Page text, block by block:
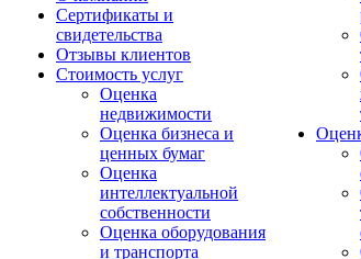
Сертификаты и
свидетельства
Отзывы клиентов
Стоимость услуг
Оценка
недвижимости
Оценка бизнеса и
ценных бумаг
Оценка
интеллектуальной
собственности
Оценка оборудования
и транспорта